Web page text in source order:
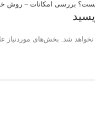
بررسی امکانات – روش
شد. بخش‌های موردنیاز